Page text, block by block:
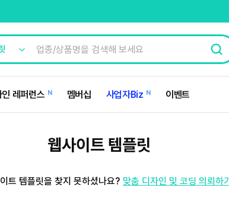
인 레퍼런스 N 멤버십 사업자Biz N 이벤트
웹사이트 템플릿
트 템플릿을 찾지 못하셨나요? 맞춤 디자인 및 코딩 의뢰하기